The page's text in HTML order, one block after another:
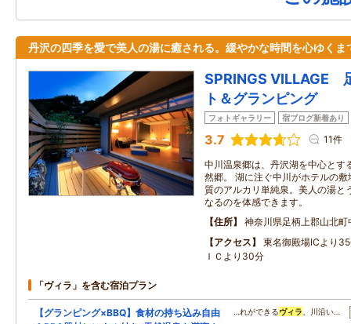
丹沢の四季を愛で美人の湯に癒される。緩やかな時間を心ゆくま
SPRINGS VILLAGE
ト＆グランピング
フォトギャラリー 宿ブログ新着あり
3.7 11件
中川温泉郷は、丹沢湖を中心とす
然郷。 湖に注ぐ中川がホテルの
質のアルカリ単純泉。美人の湯と
なるのを体感できます。
住所
神奈川県足柄上郡山北
アクセス
東名御殿場ICより
ＩＣより30分
「ヴィラ」を含む宿泊プラン
【グランピング×BBQ】食材の持ち込み自由
…れができるヴィラ 、川沿い…